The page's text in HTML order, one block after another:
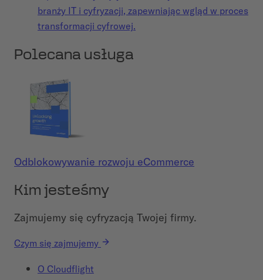
branży IT i cyfryzacji, zapewniając wgląd w proces
transformacji cyfrowej.
Polecana usługa
Odblokowywanie rozwoju eCommerce
Kim jesteśmy
Zajmujemy się cyfryzacją Twojej firmy.
Czym się zajmujemy
O Cloudflight